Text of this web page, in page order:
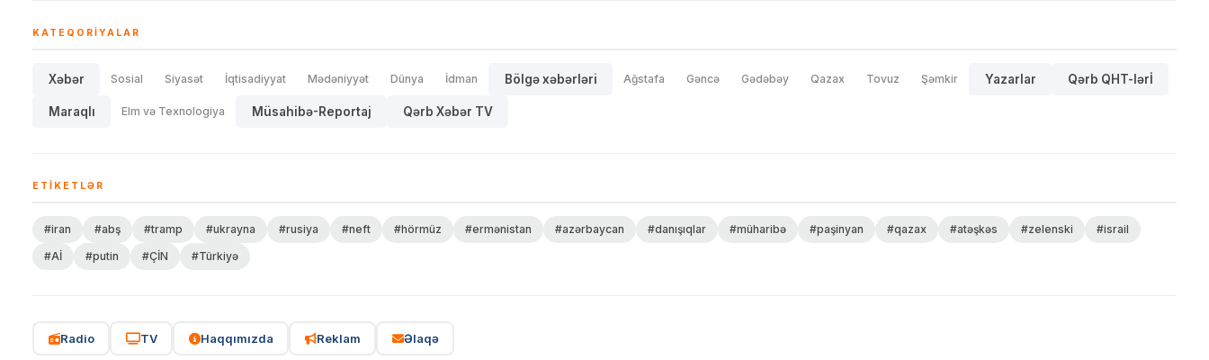
KATEQORIYALAR
Xəbər Sosial Siyasət İqtisadiyyat Mədəniyyət Dünya İdman Bölgə xəbərləri Ağstafa Gəncə Gədəbəy Qazax Tovuz Şəmkir Yazarlar Qərb QHT-lərİ
Maraqlı Elm və Texnologiya Müsahibə-Reportaj Qərb Xəbər TV
ETIKETLƏR
#iran #abş #tramp #ukrayna #rusiya #neft #hörmüz #ermənistan #azərbaycan #danışıqlar #müharibə #paşinyan #qazax #atəşkəs #zelenski
#israil
#Aİ
#putin #ÇİN #Türkiyə
Radio TV Haqqımızda Reklam Əlaqə